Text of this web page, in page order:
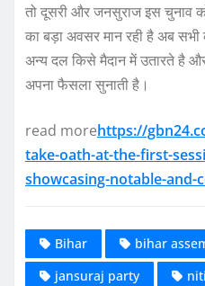
तो दूसरी और जनसुराज इस चुनाव
का बड़ा अवसर मान रही है अब
अन्य दल किसे मैदान में उतारते है
अपना फैसला सुनाती है।
read morehttps://
take-oath-at-the-first-
showcasing-notable-
Bihar bihar
jansuraj party